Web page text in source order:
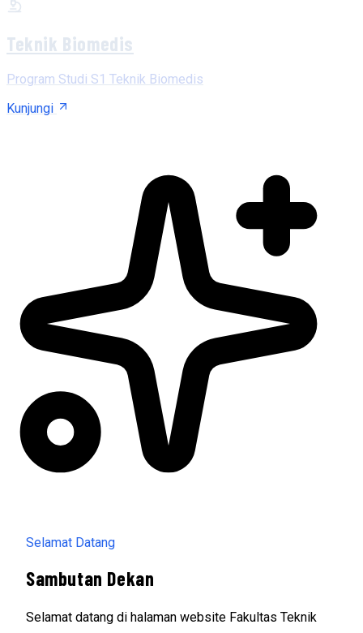
Teknik Biomedis
Program Studi S1 Teknik Biomedis
Kunjungi
Selamat Datang
Sambutan Dekan
Selamat datang di halaman website Fakultas Teknik